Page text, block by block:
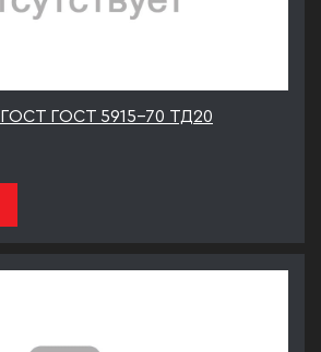
ГОСТ ГОСТ 5915-70 ТД20